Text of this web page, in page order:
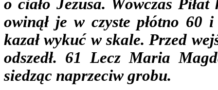
o ciało Jezusa. Wówczas
owinął je w czyste płótno 60
kazał wykuć w skale. Przed
odszedł. 61 Lecz Maria
siedząc naprzeciw grobu.